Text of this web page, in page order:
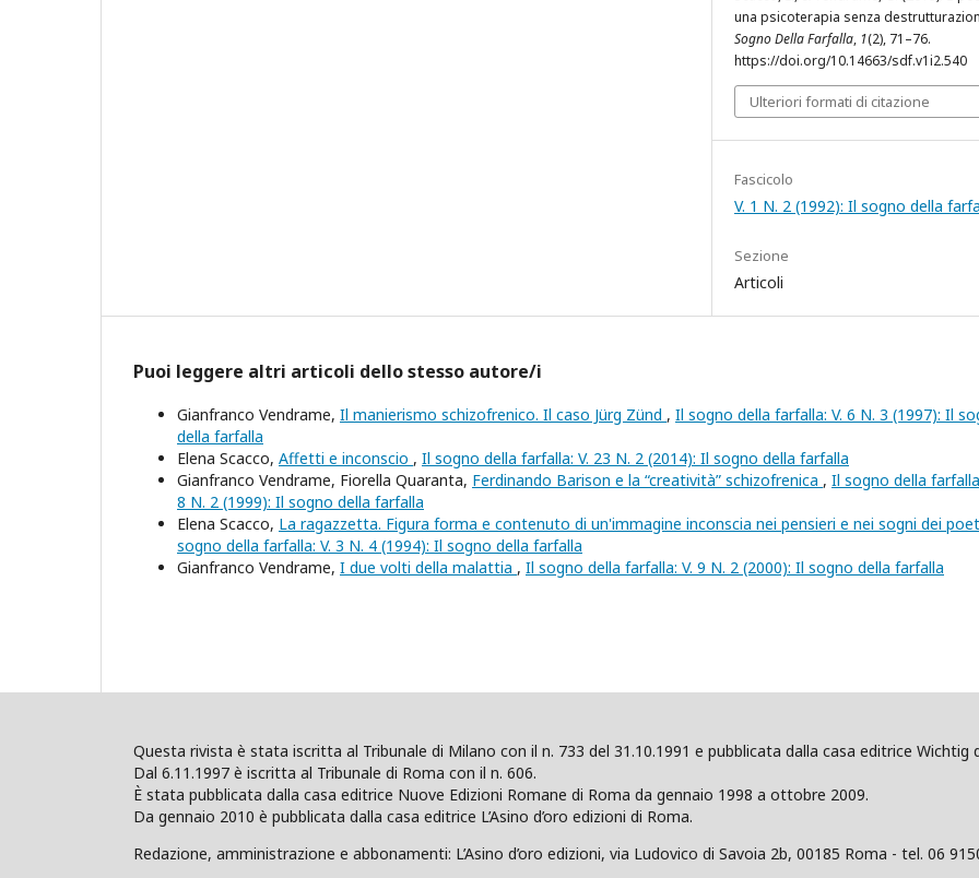
una psicoterapia senza
Sogno Della Farfalla, 1(2), 71–76.
https://doi.org/10.14663/sdf.v1i2.540
Ulteriori formati di citazione
Fascicolo
V. 1 N. 2 (1992): Il sogno della
Sezione
Articoli
Puoi leggere altri articoli dello stesso autore/i
Gianfranco Vendrame, Il manierismo schizofrenico. Il caso Jürg Zünd , Il sogno della farfalla: V. 6 N. 3 (1997): Il
della farfalla
Elena Scacco, Affetti e inconscio , Il sogno della farfalla: V. 23 N. 2 (2014): Il sogno della farfalla
Gianfranco Vendrame, Fiorella Quaranta, Ferdinando Barison e la “creatività” schizofrenica , Il sogno della
8 N. 2 (1999): Il sogno della farfalla
Elena Scacco, La ragazzetta. Figura forma e contenuto di un'immagine inconscia nei pensieri e nei sogni dei
sogno della farfalla: V. 3 N. 4 (1994): Il sogno della farfalla
Gianfranco Vendrame, I due volti della malattia , Il sogno della farfalla: V. 9 N. 2 (2000): Il sogno della farfalla
Questa rivista è stata iscritta al Tribunale di Milano con il n. 733 del 31.10.1991 e pubblicata dalla casa editrice
Dal 6.11.1997 è iscritta al Tribunale di Roma con il n. 606.
È stata pubblicata dalla casa editrice Nuove Edizioni Romane di Roma da gennaio 1998 a ottobre 2009.
Da gennaio 2010 è pubblicata dalla casa editrice L’Asino d’oro edizioni di Roma.
Redazione, amministrazione e abbonamenti: L’Asino d’oro edizioni, via Ludovico di Savoia 2b, 00185 Roma - tel. 06